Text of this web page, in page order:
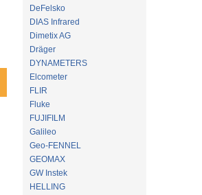
DeFelsko
DIAS Infrared
Dimetix AG
Dräger
DYNAMETERS
Elcometer
FLIR
Fluke
FUJIFILM
Galileo
Geo-FENNEL
GEOMAX
GW Instek
HELLING